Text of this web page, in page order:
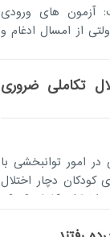
آزمون های ورودی
از امسال ادغام و
تکاملی ضروری
امور توانبخشی با
دچار اختلال
تکاملی کودک